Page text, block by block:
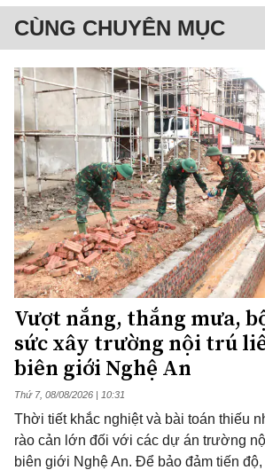
CÙNG CHUYÊN MỤC
Vượt nắng, thắng mưa,
sức xây trường nội trú
biên giới Nghệ An
Thứ 7, 08/08/2026 | 10:31
Thời tiết khắc nghiệt và bài toán thiếu
rào cản lớn đối với các dự án trường
biên giới Nghệ An. Để bảo đảm tiến